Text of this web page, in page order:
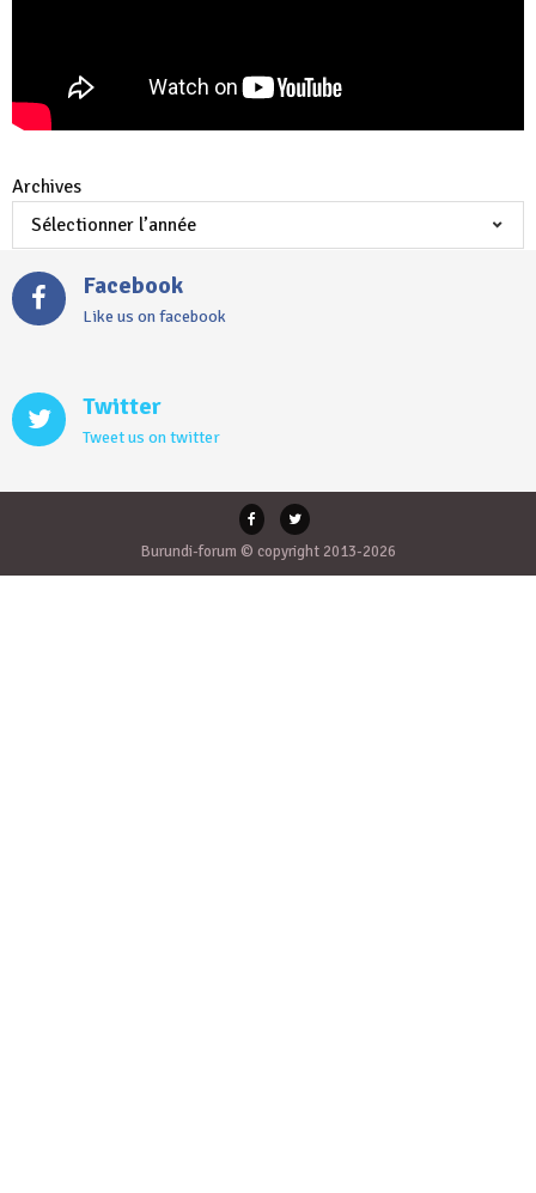
Archives
Facebook
Like us on facebook
Twitter
Tweet us on twitter
Burundi-forum © copyright 2013-2026